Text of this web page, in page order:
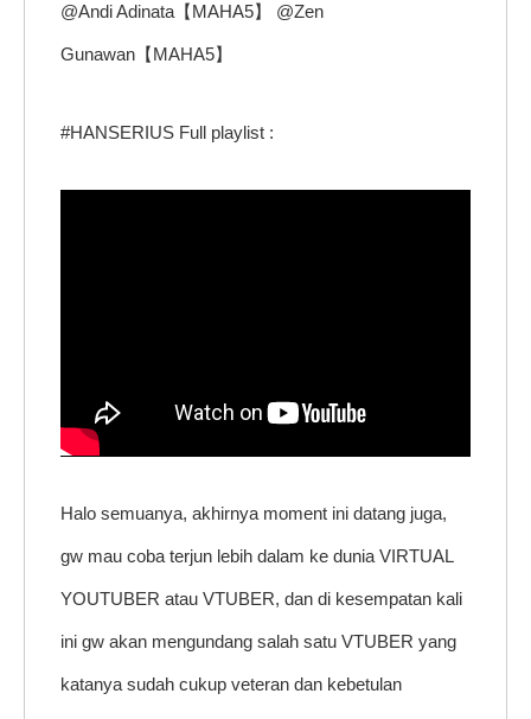
@Andi Adinata【MAHA5】 @Zen
Gunawan【MAHA5】
#HANSERIUS Full playlist :
Halo semuanya, akhirnya moment ini datang juga,
gw mau coba terjun lebih dalam ke dunia VIRTUAL
YOUTUBER atau VTUBER, dan di kesempatan kali
ini gw akan mengundang salah satu VTUBER yang
katanya sudah cukup veteran dan kebetulan